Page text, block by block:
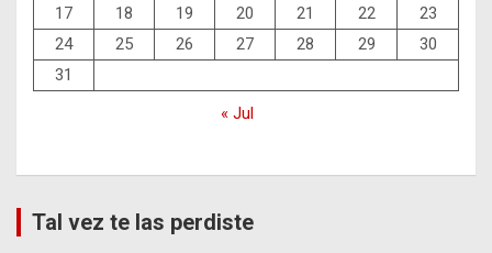
17
18 19 20 21 22
23
24
25 26 27 28 29
30
31
« Jul
Tal vez te las perdiste